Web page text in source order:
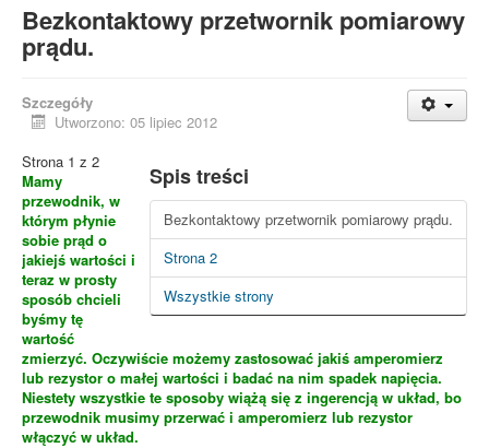
Bezkontaktowy przetwornik pomiarowy
prądu.
Szczegóły
Utworzono: 05 lipiec 2012
Spis treści
Bezkontaktowy przetwornik pomiarowy prądu.
Strona 2
Wszystkie strony
Strona 1 z 2
Mamy
przewodnik, w
którym płynie
sobie prąd o
jakiejś wartości i
teraz w prosty
sposób chcieli
byśmy tę
wartość
zmierzyć. Oczywiście możemy zastosować jakiś amperomierz
lub rezystor o małej wartości i badać na nim spadek napięcia.
Niestety wszystkie te sposoby wiążą się z ingerencją w układ, bo
przewodnik musimy przerwać i amperomierz lub rezystor
włączyć w układ.